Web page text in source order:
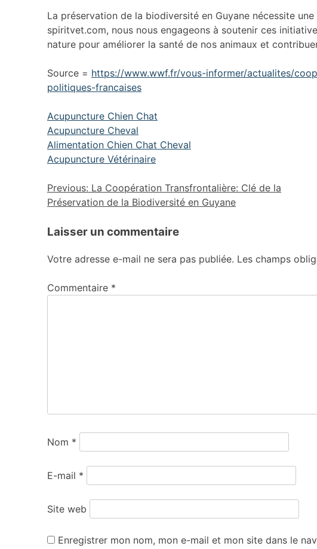
La préservation de la biodiversité en Guyane nécessite
spiritvet.com, nous nous engageons à soutenir ces
nature pour améliorer la santé de nos animaux et
Source = https://www.wwf.fr/vous-informer/actualites/
politiques-francaises
Acupuncture Chien Chat
Acupuncture Cheval
Alimentation Chien Chat Cheval
Acupuncture Vétérinaire
Previous: La Coopération Transfrontalière: Clé de la
Préservation de la Biodiversité en Guyane
Laisser un commentaire
Votre adresse e-mail ne sera pas publiée. Les champs
Commentaire *
Nom *
E-mail *
Site web
Enregistrer mon nom, mon e-mail et mon site dans le